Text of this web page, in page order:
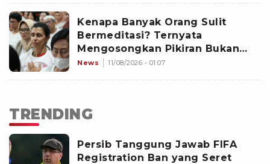
Kenapa Banyak Orang Sulit
Bermeditasi? Ternyata
Mengosongkan Pikiran Bukan
Satu-satunya Cara
News 11/08/2026 - 01:07
TRENDING
Persib Tanggung Jawab FIFA
Registration Ban yang Seret